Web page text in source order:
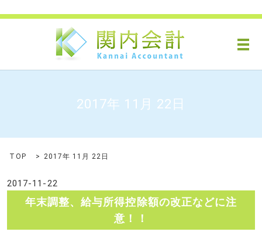
メ
2017年 11月 22日
TOP 2017年 11月 22日
2017-11-22
年末調整、給与所得控除額の改正などに注
意！！